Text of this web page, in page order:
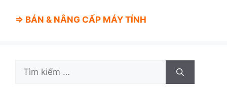
⇒ BÁN & NÂNG CẤP MÁY TÍNH
Tìm